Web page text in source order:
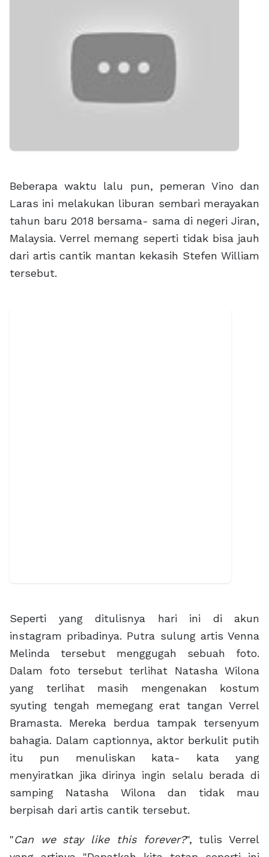
Beberapa waktu lalu pun, pemeran Vino dan
Laras ini melakukan liburan sembari merayakan
tahun baru 2018 bersama- sama di negeri Jiran,
Malaysia. Verrel memang seperti tidak bisa jauh
dari artis cantik mantan kekasih Stefen William
tersebut.
Seperti yang ditulisnya hari ini di akun
instagram pribadinya. Putra sulung artis Venna
Melinda tersebut menggugah sebuah foto.
Dalam foto tersebut terlihat Natasha Wilona
yang terlihat masih mengenakan kostum
syuting tengah memegang erat tangan Verrel
Bramasta. Mereka berdua tampak tersenyum
bahagia. Dalam captionnya, aktor berkulit putih
itu pun menuliskan kata- kata yang
menyiratkan jika dirinya ingin selalu berada di
samping Natasha Wilona dan tidak mau
berpisah dari artis cantik tersebut.
"Can we stay like this forever?", tulis Verrel